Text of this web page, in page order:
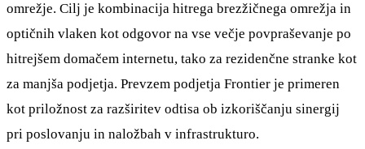
omrežje. Cilj je kombinacija hitrega brezžičnega omrežja in
optičnih vlaken kot odgovor na vse večje povpraševanje po
hitrejšem domačem internetu, tako za rezidenčne stranke kot
za manjša podjetja. Prevzem podjetja Frontier je primeren
kot priložnost za razširitev odtisa ob izkoriščanju sinergij
pri poslovanju in naložbah v infrastrukturo.